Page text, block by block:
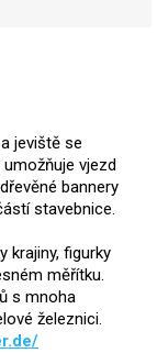
jeviště se
vjezd
bannery
stavebnice.
krajiny, figurky
měřítku.
s mnoha
železnici.